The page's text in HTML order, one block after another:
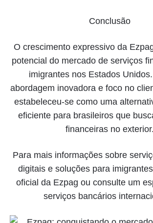
Conclusão
O crescimento expressivo da
potencial do mercado de serviços
imigrantes nos Estados
abordagem inovadora e foco no
estabeleceu-se como uma
eficiente para brasileiros que
financeiras no exterior.
Para mais informações sobre
digitais e soluções para
oficial da Ezpag ou consulte um
serviços bancários